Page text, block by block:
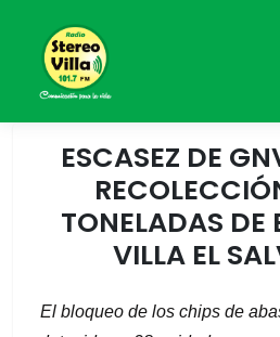
ESCASEZ DE
TONELADAS DE
VILLA EL
El bloqueo de los chips de